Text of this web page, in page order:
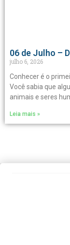
06 de Julho –
julho 6, 2026
Conhecer é o
Você sabia que
animais e seres
Leia mais »